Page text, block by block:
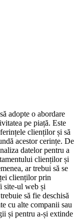
adopte o abordare
pe piață. Este
clienților și să
acestor cerințe. De
datelor pentru a
clienților și
ar trebui să se
clienților prin
site-ul web și
să fie deschisă
cu alte companii sau
și pentru a-și extinde